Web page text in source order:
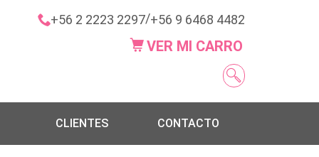
+56 2 2223 2297/+56 9 6468 4482
VER MI CARRO
CLIENTES CONTACTO